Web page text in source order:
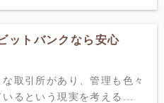
ットバンクなら安心
取引所があり、管理も色々
るという現実を考える...